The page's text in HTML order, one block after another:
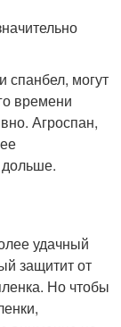
спанбел, могут
времени
Агроспан,
удачный
защитит от
Но чтобы